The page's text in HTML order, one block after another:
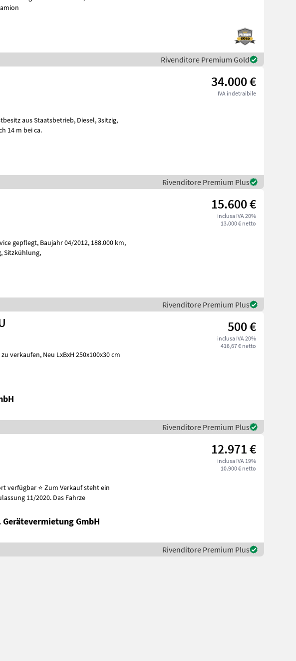
Rivenditore Premium Gold
34.000 €
IVA indetraibile
seitlich 14 m bei ca.
Rivenditore Premium Plus
15.600 €
inclusa IVA 20%
13.000 € netto
Ladebordwand ( 4x Steuerung), Klima, Sitzheizung, Sitzkühlung,
Rivenditore Premium Plus
500 €
inclusa IVA 20%
416,67 € netto
250x100x30 cm
Rivenditore Premium Plus
12.971 €
inclusa IVA 19%
10.900 € netto
Verkauf steht ein
11/2020. Das Fahrze
GmbH
Rivenditore Premium Plus